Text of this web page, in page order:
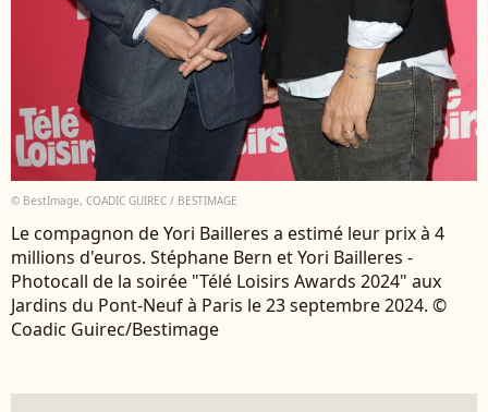
© BestImage, COADIC GUIREC / BESTIMAGE
Le compagnon de Yori Bailleres a estimé leur prix à 4
millions d'euros. Stéphane Bern et Yori Bailleres -
Photocall de la soirée "Télé Loisirs Awards 2024" aux
Jardins du Pont-Neuf à Paris le 23 septembre 2024. ©
Coadic Guirec/Bestimage